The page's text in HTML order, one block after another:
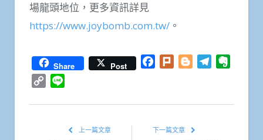
場龍頭地位，更多資訊詳見
https://www.joybomb.com.tw/ 。
Share Post Facebook
Plurk BloggerTelegram
Copy
上一篇文章 下一篇文章